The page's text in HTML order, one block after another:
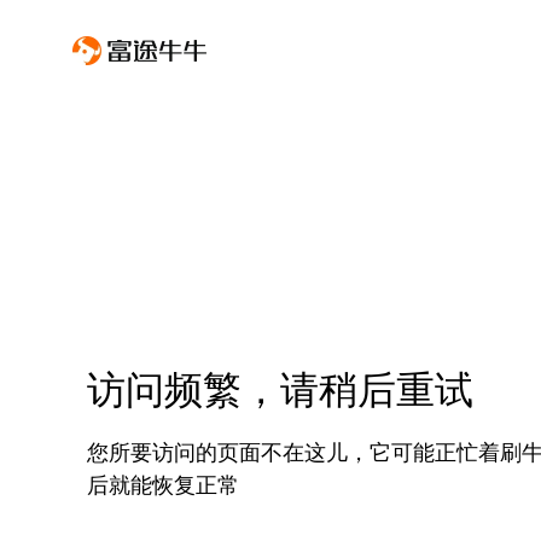
访问频繁，请稍后重试
您所要访问的页面不在这儿，它可能正忙着刷
后就能恢复正常